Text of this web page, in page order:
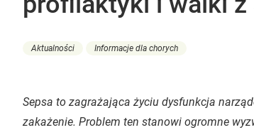
Aktualności Informacje dla chorych
Sepsa to zagrażająca życiu dysfunkcja
zakażenie. Problem ten stanowi ogromne